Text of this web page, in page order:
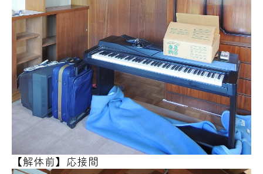
【解体前】応接間